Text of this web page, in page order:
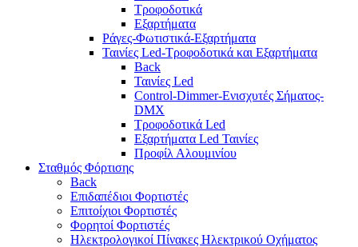
Τροφοδοτικά
Εξαρτήματα
Ράγες-Φωτιστικά-Εξαρτήματα
Ταινίες Led-Τροφοδοτικά και Εξαρτήματα
Back
Ταινίες Led
Control-Dimmer-Ενισχυτές Σήματος-
DMX
Τροφοδοτικά Led
Εξαρτήματα Led Ταινίες
Προφίλ Αλουμινίου
Σταθμός Φόρτισης
Back
Επιδαπέδιοι Φορτιστές
Επιτoίχιοι Φορτιστές
Φορητοί Φορτιστές
Ηλεκτρολογικοί Πίνακες Ηλεκτρικού Οχήματος